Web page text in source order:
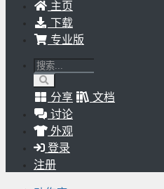
主页
下载
专业版
分享
文档
讨论
外观
登录
注册